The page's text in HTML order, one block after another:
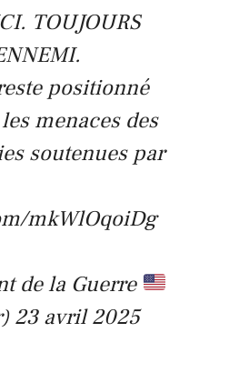
TOUJOURS
positionné
menaces des
soutenues par
mkWlOqoiDg
de la Guerre
23 avril 2025